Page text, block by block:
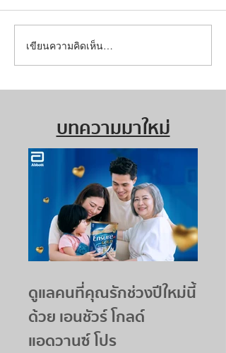
เขียนความคิดเห็น…
บทความมาใหม่
ดูแลคนที่คุณรักช่วงปีใหม่นี้
ด้วย เอนชัวร์ โกลด์
แอดวานซ์ โปร